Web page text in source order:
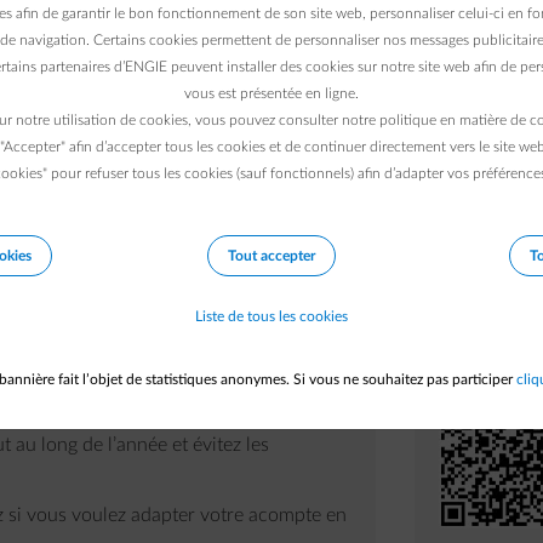
la meilleure manière desuivre votre
ou en consultant plus de détails dans les
votre consommation devient vraiment facile.
au long de l’année et évitez les
si vous voulez adapter votre acompte en
afin de garantir le bon fonctionnement de son site web, personnaliser celui-ci en
navigation. Certains cookies permettent de personnaliser nos messages
partenaires d’ENGIE peuvent installer des cookies sur notre site web afin de
vous est présentée en ligne.
notre utilisation de cookies, vous pouvez consulter notre politique en matière de
"Accepter" afin d’accepter tous les cookies et de continuer directement vers le site
pour refuser tous les cookies (sauf fonctionnels) afin d’adapter vos
Tout accepter
Liste de tous les cookies
fait l’objet de statistiques anonymes. Si vous ne souhaitez pas participer